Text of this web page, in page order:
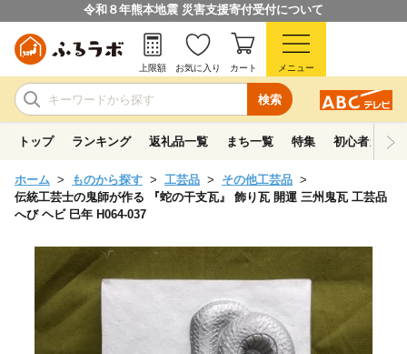
令和８年熊本地震 災害支援寄付受付について
検索
上限額 お気に入り カート メニュー
トップ ランキング 返礼品一覧 まち一覧 特集 初心者ガイド
ホーム ものから探す 工芸品
その他工芸品
伝統工芸士の鬼師が作る 『蛇の干支瓦』 飾り瓦 開運 三州鬼瓦 工芸品
へび ヘビ 巳年 H064-037